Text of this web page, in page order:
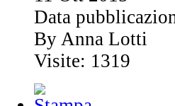
Data
By Anna Lotti
Visite: 1319